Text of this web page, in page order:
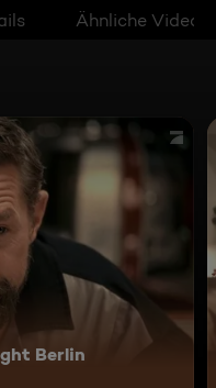
Ähnliche Videos
Berlin